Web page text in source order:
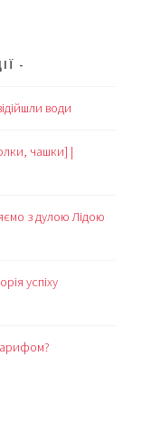
води
чашки] |
з дулою Лідою
успіху